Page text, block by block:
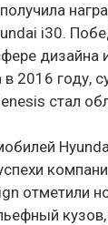
i30.
дизайна
2016 году,
стал
отметили